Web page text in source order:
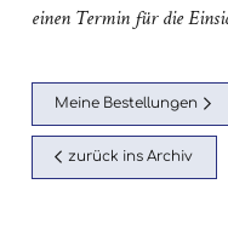
einen Termin für die
Meine Bestellungen
zurück ins Archiv